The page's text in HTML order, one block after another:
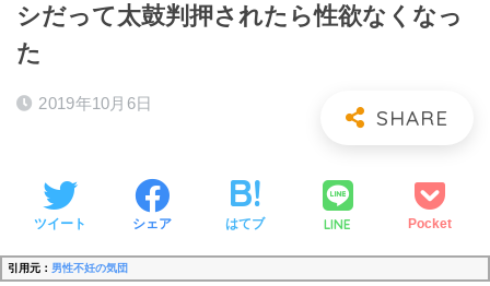
シだって太鼓判押されたら性欲なくなっ
た
2019年10月6日
ツイート シェア はてブ LINE Pocket
引用元： 男性不妊の気団